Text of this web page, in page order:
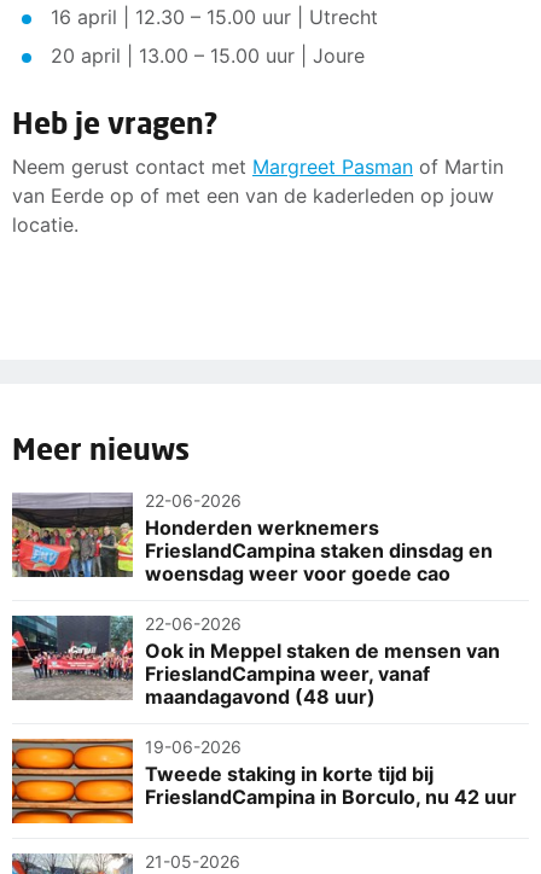
16 april | 12.30 – 15.00 uur | Utrecht
20 april | 13.00 – 15.00 uur | Joure
Heb je vragen?
Neem gerust contact met Margreet Pasman of Martin
van Eerde op of met een van de kaderleden op jouw
locatie.
Meer nieuws
22-06-2026
Honderden werknemers
FrieslandCampina staken dinsdag en
woensdag weer voor goede cao
22-06-2026
Ook in Meppel staken de mensen van
FrieslandCampina weer, vanaf
maandagavond (48 uur)
19-06-2026
Tweede staking in korte tijd bij
FrieslandCampina in Borculo, nu 42 uur
21-05-2026